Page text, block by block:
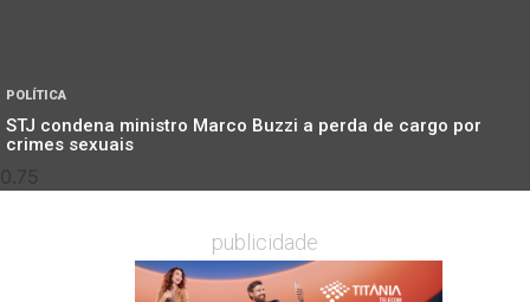
POLÍTICA
STJ condena ministro Marco Buzzi a perda de cargo por
crimes sexuais
publicidade